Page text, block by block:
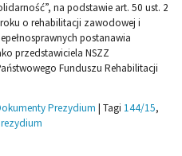
na podstawie art. 50 ust. 2
o rehabilitacji zawodowej i
postanawia
przedstawiciela NSZZ
Funduszu Rehabilitacji
Prezydium | Tagi 144/15,